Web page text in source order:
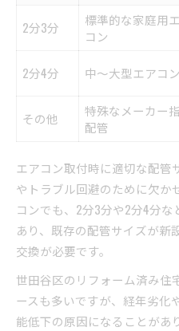
2分3分
標準的な家庭用
コン
2分4分 中～大型エアコン
その他
特殊なメーカー
配管
エアコン取付時に適切な配管
やトラブル回避のために欠か
コンでも、2分3分や2分4分
あり、既存の配管サイズが新
交換が必要です。
世田谷区のリフォーム済み住
ースも多いですが、経年劣化
能低下の原因になることがあ